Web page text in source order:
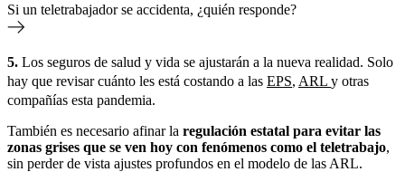
Si un teletrabajador se accidenta, ¿quién responde?
5. Los seguros de salud y vida se ajustarán a la nueva realidad. Solo
hay que revisar cuánto les está costando a las EPS, ARL y otras
compañías esta pandemia.
También es necesario afinar la regulación estatal para evitar las
zonas grises que se ven hoy con fenómenos como el teletrabajo,
sin perder de vista ajustes profundos en el modelo de las ARL.